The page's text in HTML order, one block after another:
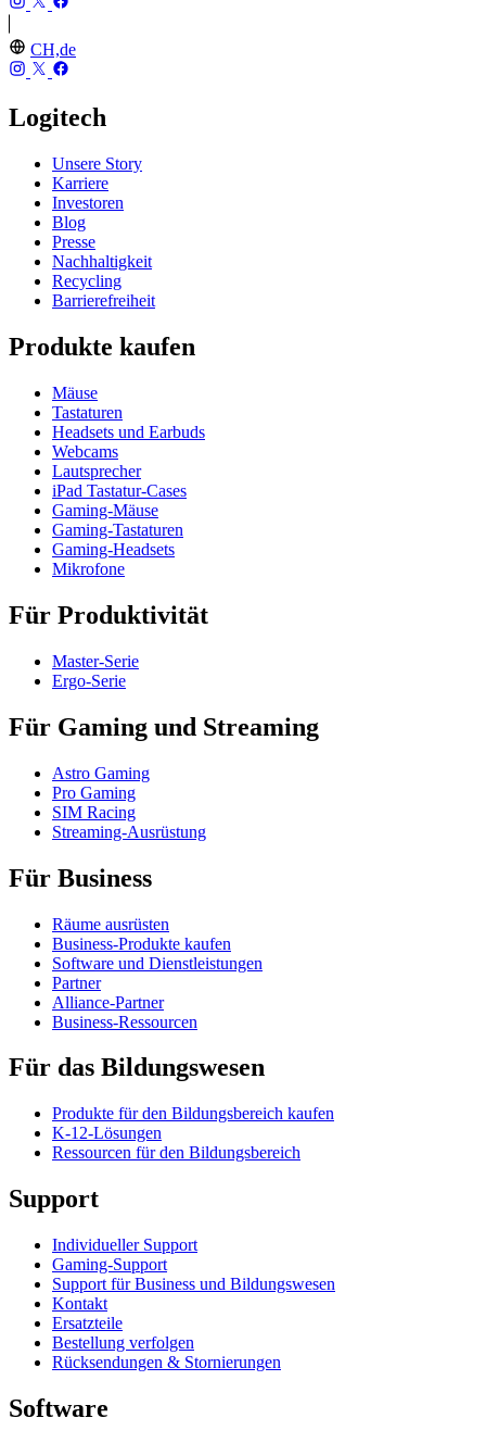
CH,de
Logitech
Unsere Story
Karriere
Investoren
Blog
Presse
Nachhaltigkeit
Recycling
Barrierefreiheit
Produkte kaufen
Mäuse
Tastaturen
Headsets und Earbuds
Webcams
Lautsprecher
iPad Tastatur-Cases
Gaming-Mäuse
Gaming-Tastaturen
Gaming-Headsets
Mikrofone
Für Produktivität
Master-Serie
Ergo-Serie
Für Gaming und Streaming
Astro Gaming
Pro Gaming
SIM Racing
Streaming-Ausrüstung
Für Business
Räume ausrüsten
Business-Produkte kaufen
Software und Dienstleistungen
Partner
Alliance-Partner
Business-Ressourcen
Für das Bildungswesen
Produkte für den Bildungsbereich kaufen
K-12-Lösungen
Ressourcen für den Bildungsbereich
Support
Individueller Support
Gaming-Support
Support für Business und Bildungswesen
Kontakt
Ersatzteile
Bestellung verfolgen
Rücksendungen & Stornierungen
Software